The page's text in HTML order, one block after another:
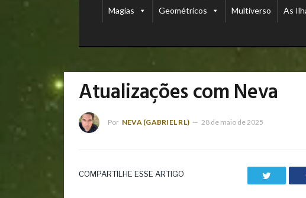
Magias Geométricos Multiverso As
Atualizações com Neva
Por NEVA (GABRIEL RL) 28 de maio de 2025
COMPARTILHE ESSE ARTIGO